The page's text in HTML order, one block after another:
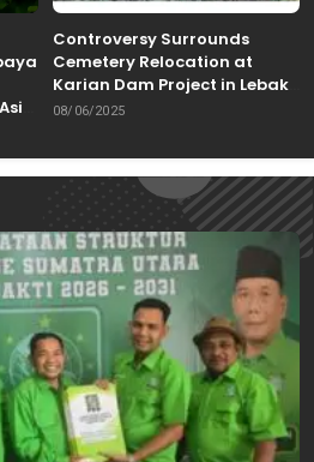
Controversy Surrounds
Cemetery Relocation at
Karian Dam Project in Lebak,
Banten
08/06/2025